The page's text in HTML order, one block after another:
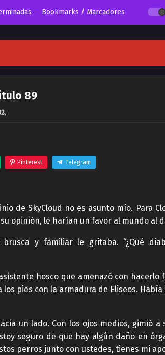
Bookmarks / Marcadores
89
,
Pinterest Telegram
de SkyCloud no es asunto mío. Para
opinión, le harían un favor al mundo al
y familiar le gritaba. “¿Qué
hosco que amenazó con hacerlo
pies con la armadura de Eliseos.
un lado. Con los ojos medios, gimió a
seguro de que hay algún daño en
perros junto con ustedes, tienes mi